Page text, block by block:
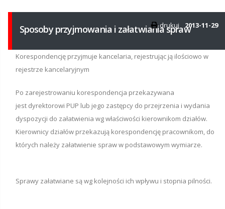
drukuj 2013-11-29
Sposoby przyjmowania i załatwiania spraw
Korespondencję przyjmuje kancelaria, rejestrując ją ilościowo w
rejestrze kancelaryjnym
Po zarejestrowaniu korespondencja przekazywana
jest dyrektorowi PUP lub jego zastępcy do przejrzenia i wydania
dyspozycji do załatwienia wg właściwości kierownikom działów.
Kierownicy działów przekazują korespondencję pracownikom, do
których należy załatwienie spraw w podstawowym wymiarze.
Sprawy załatwiane są wg kolejności ich wpływu i stopnia pilności.